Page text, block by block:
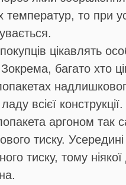
то при
цікавлять
багато хто
всієї
аргоном так
тиску.
тиску, тому